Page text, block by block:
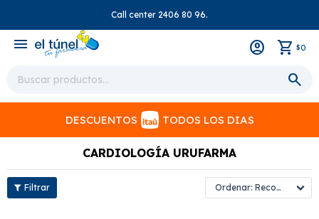
Call center 2406 80 96.
menu $0
DESCUENTOS TODOS LOS DIAS
CARDIOLOGÍA URUFARMA
Recomendados
close